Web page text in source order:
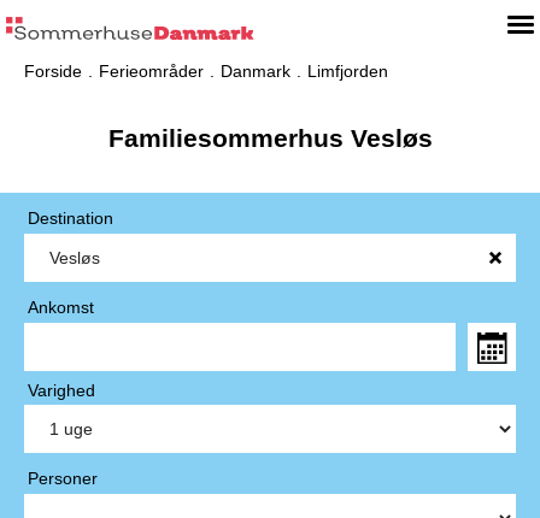
Forside Ferieområder Danmark Limfjorden
Familiesommerhus Vesløs
Destination
Ankomst
Varighed
Personer